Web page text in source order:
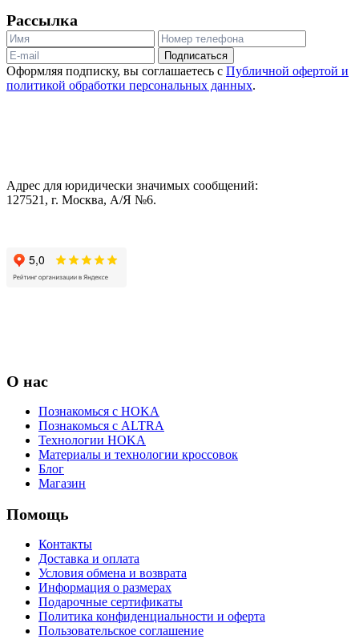
Рассылка
Подписаться
Оформляя подписку, вы соглашаетесь с Публичной офертой и
политикой обработки персональных данных.
Адрес для юридически значимых сообщений:
127521, г. Москва, А/Я №6.
О нас
Познакомься с HOKA
Познакомься с ALTRA
Технологии HOKA
Материалы и технологии кроссовок
Блог
Магазин
Помощь
Контакты
Доставка и оплата
Условия обмена и возврата
Информация о размерах
Подарочные сертификаты
Политика конфиденциальности и оферта
Пользовательское соглашение